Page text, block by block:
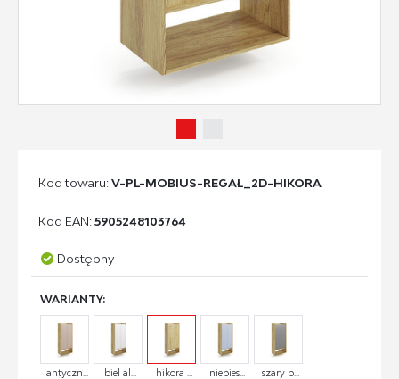
Kod towaru:V-PL-MOBIUS-REGAŁ_2D-HIKORA
Kod EAN:5905248103764
Dostępny
WARIANTY:
antyczn... biel al... hikora ... niebies... szary p...